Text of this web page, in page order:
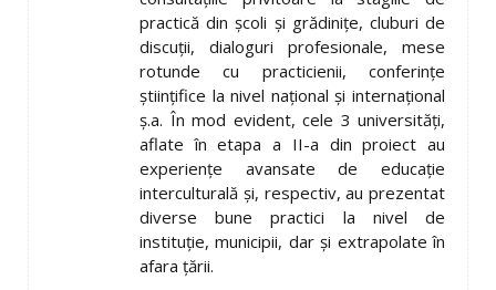
practică din școli și grădinițe, cluburi de
discuții, dialoguri profesionale, mese
rotunde cu practicienii, conferințe
științifice la nivel național și internațional
ș.a. În mod evident, cele 3 universități,
aflate în etapa a II-a din proiect au
experiențe avansate de educație
interculturală și, respectiv, au prezentat
diverse bune practici la nivel de
instituție, municipii, dar și extrapolate în
afara țării.